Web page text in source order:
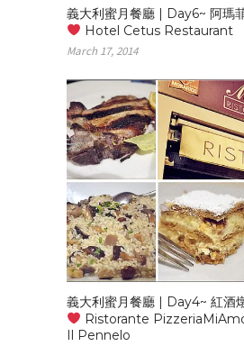
義大利蜜月餐廳 | Day6~ 阿瑪
Hotel Cetus Restaurant
March 17, 2014
義大利蜜月餐廳 | Day4~ 紅酒
Ristorante
Il Pennelo